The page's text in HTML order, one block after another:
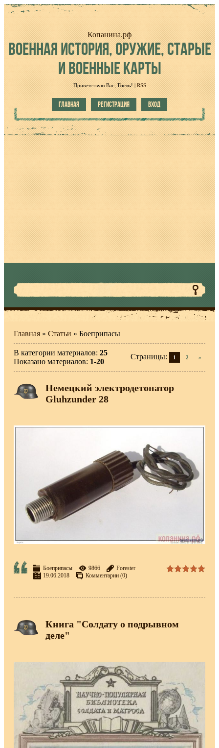
Копанина.рф
ВОЕННАЯИСТОРИЯ, ОРУЖИЕ, СТАРЫЕ
И ВОЕННЫЕ КАРТЫ
Приветствую Вас, Гость! | RSS
ГЛАВНАЯ РЕГИСТРАЦИЯ ВХОД
Главная » Статьи » Боеприпасы
В категории материалов: 25
Показано материалов: 1-20
Страницы: 1 2 »
Немецкий электродетонатор
Gluhzunder 28
Боеприпасы 9866
Forester
19.06.2018
Комментарии (0)
Книга "Солдату о подрывном
деле"